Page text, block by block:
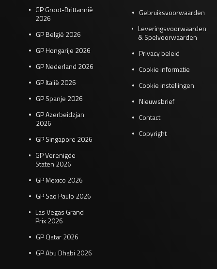
GP Groot-Brittannië
2026
GP België 2026
GP Hongarije 2026
GP Nederland 2026
GP Italië 2026
GP Spanje 2026
GP Azerbeidzjan
2026
GP Singapore 2026
GP Verenigde
Staten 2026
GP Mexico 2026
GP São Paulo 2026
Las Vegas Grand
Prix 2026
GP Qatar 2026
GP Abu Dhabi 2026
Gebruiksvoorwaarden
Leveringsvoorwaarden
& Spelvoorwaarden
Privacy beleid
Cookie informatie
Cookie instellingen
Nieuwsbrief
Contact
Copyright